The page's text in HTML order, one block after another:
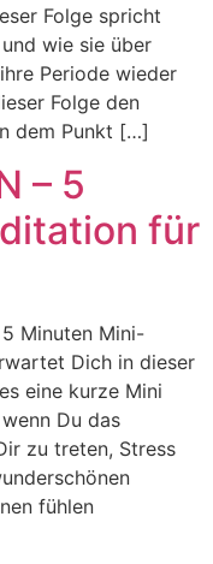
Folge spricht
wie sie über
Periode wieder
Folge den
dem Punkt […]
– 5
für
Minuten Mini-
Dich in dieser
eine kurze Mini
Du das
zu treten, Stress
fühlen